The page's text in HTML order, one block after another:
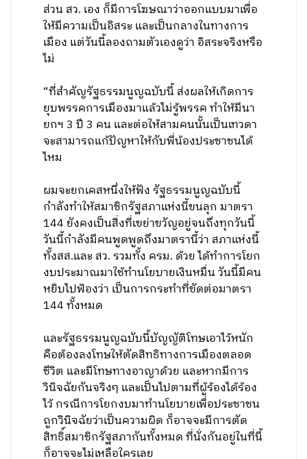
ส่วน สว. เอง ก็มีการโฆษณาว่าออกแบบมาเพื่อ
ให้มีความเป็นอิสระ และเป็นกลางในทางการ
เมือง แต่วันนี้ลองถามตัวเองดูว่า อิสระจริงหรือ
ไม่
“ที่สำคัญรัฐธรรมนูญฉบับนี้ ส่งผลให้เกิดการ
ยุบพรรคการเมืองมาแล้วไม่รู้พรรค ทำให้มีนา
ยกฯ 3 ปี 3 คน และต่อให้สามคนนั้นเป็นเทวดา
จะสามารถแก้ปัญหาให้กับพี่น้องประชาชนได้
ไหม
ผมจะยกเคสหนึ่งให้ฟัง รัฐธรรมนูญฉบับนี้
กำลังทำให้สมาชิกรัฐสภาแห่งนี้ขนลุก มาตรา
144 ยังคงเป็นสิ่งที่เขย่าขวัญอยู่จนถึงทุกวันนี้
วันนี้กำลังมีคนพูดพูดถึงมาตรานี้ว่า สภาแห่งนี้
ทั้งสส.และ สว. รวมทั้ง ครม. ด้วย ได้ทำการโยก
งบประมาณมาใช้ทำนโยบายเงินหมื่น วันนี้มีคน
หยิบไปฟ้องว่า เป็นการกระทำที่ขัดต่อมาตรา
144 ทั้งหมด
และรัฐธรรมนูญฉบับนี้บัญญัติโทษเอาไว้หนัก
คือต้องลงโทษให้ตัดสิทธิทางการเมืองตลอด
ชีวิต และมีโทษทางอาญาด้วย และหากมีการ
วินิจฉัยกันจริงๆ และเป็นไปตามที่ผู้ร้องได้ร้อง
ไว้ กรณีการโยกงบมาทำนโยบายเพื่อประชาชน
ถูกวินิจฉัยว่าเป็นความผิด ก็อาจจะมีการตัด
สิทธิ์สมาชิกรัฐสภากันทั้งหมด ที่นั่งกันอยู่ในที่นี้
ก็อาจจะไม่เหลือใครเลย